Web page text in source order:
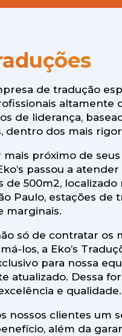
de tradução
altamente
de liderança,
dentro dos mais
mais próximo de
passou a
de 500m2,
Paulo, estações de
marginais.
só de contratar os
los, a Eko’s
para nossa
atualizado. Dessa
e qualidade.
nossos clientes um
além da